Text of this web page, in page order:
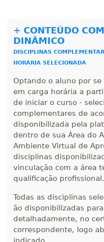
260 H 33dias
320 H 40dias
340 H 43 dias
360 H 45 dias
+ CONTEÚDO
DINÂMICO
DISCIPLINAS
HORÁRIA SELECIONADA
Optando o aluno por
em carga horária a
de iniciar o curso -
complementares de
disponibilizada pela
dentro de sua Área do
Ambiente Virtual de
disciplinas
vinculação com a área
qualificação profissional.
Todas as disciplinas
ão disponibilizadas
detalhadamente, no
correspondente, logo